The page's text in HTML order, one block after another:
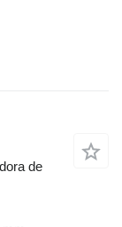
de